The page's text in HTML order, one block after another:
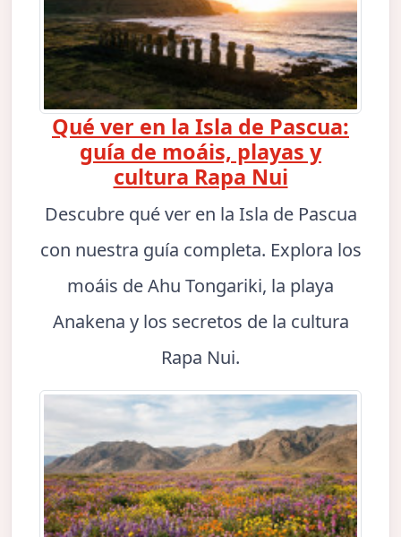
Qué ver en la Isla de Pascua:
guía de moáis, playas y
cultura Rapa Nui
Descubre qué ver en la Isla de Pascua
con nuestra guía completa. Explora los
moáis de Ahu Tongariki, la playa
Anakena y los secretos de la cultura
Rapa Nui.